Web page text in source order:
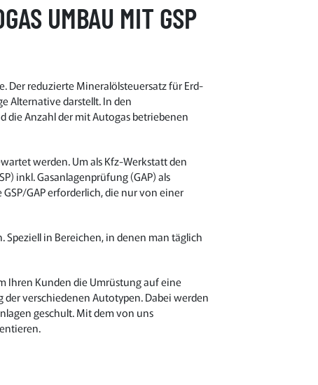
UMBAU MIT GSP
Der reduzierte Mineralölsteuersatz für Erd-
Alternative darstellt. In den
die Anzahl der mit Autogas betriebenen
werden. Um als Kfz-Werkstatt den
inkl. Gasanlagenprüfung (GAP) als
GAP erforderlich, die nur von einer
in Bereichen, in denen man täglich
Ihren Kunden die Umrüstung auf eine
verschiedenen Autotypen. Dabei werden
geschult. Mit dem von uns